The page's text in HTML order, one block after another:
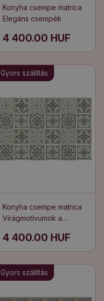
Konyha csempe matrica
Elegáns csempék
4 400.00 HUF
Gyors szállítás
Konyha csempe matrica
Virágmotívumok a
4 400.00 HUF
Gyors szállítás